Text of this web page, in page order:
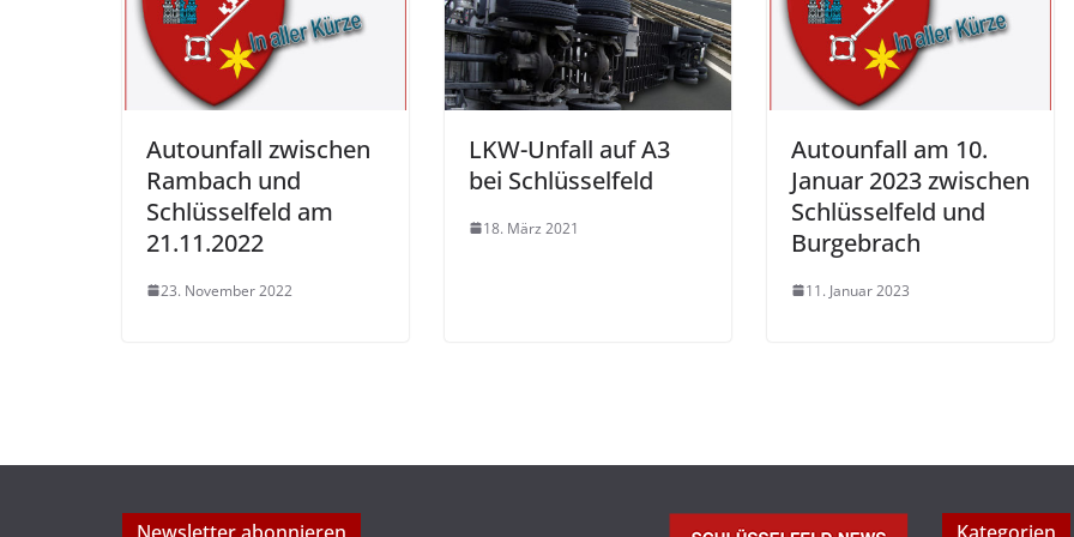
Autounfall zwischen
Rambach und
Schlüsselfeld am
21.11.2022
23. November 2022
LKW-Unfall auf A3
bei Schlüsselfeld
18. März 2021
Autounfall am 10.
Januar 2023 zwischen
Schlüsselfeld und
Burgebrach
11. Januar 2023